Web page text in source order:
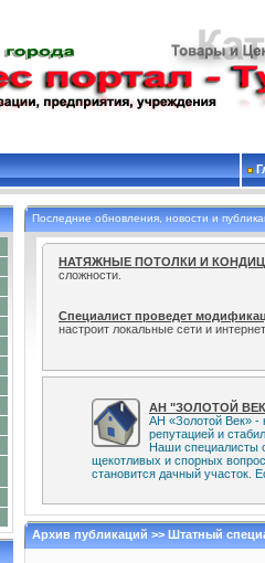
Последние обновления, новости и
НАТЯЖНЫЕ ПОТОЛКИ И
сложности.
Специалист проведет
настроит локальные сети и
люлька, сумка, дождевик),
АН "ЗОЛОТОЙ
АН «Золотой Век» -
репутацией и
Наши специалисты
щекотливых и спорных
становится дачный участок.
ГРУЗОПЕРЕВОЗКИ -
приходится сталкиваться с
доставка груза на большие
требующий внимательного и
Архив публикаций >> Штатный